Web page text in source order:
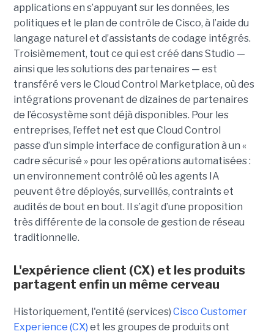
applications en s’appuyant sur les données, les
politiques et le plan de contrôle de Cisco, à l’aide du
langage naturel et d’assistants de codage intégrés.
Troisièmement, tout ce qui est créé dans Studio —
ainsi que les solutions des partenaires — est
transféré vers le Cloud Control Marketplace, où des
intégrations provenant de dizaines de partenaires
de l’écosystème sont déjà disponibles. Pour les
entreprises, l’effet net est que Cloud Control
passe d’un simple interface de configuration à un «
cadre sécurisé » pour les opérations automatisées :
un environnement contrôlé où les agents IA
peuvent être déployés, surveillés, contraints et
audités de bout en bout. Il s’agit d’une proposition
très différente de la console de gestion de réseau
traditionnelle.
L'expérience client (CX) et les produits
partagent enfin un même cerveau
Historiquement, l'entité (services) Cisco Customer
Experience (CX) et les groupes de produits ont